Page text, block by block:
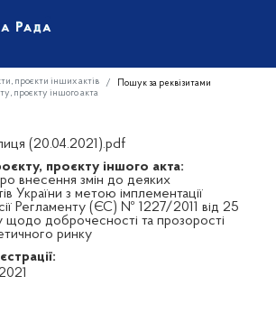
проєкти інших актів
Пошук за реквізитами
проєкту іншого акта
(20.04.2021).pdf
проєкту іншого акта:
внесення змін до деяких
України з метою імплементації
Регламенту (ЄС) № 1227/2011 від 25
щодо доброчесності та прозорості
ринку